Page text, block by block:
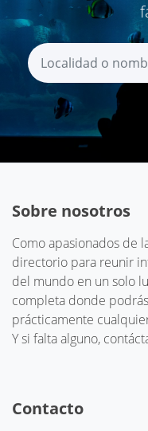
Sobre nosotros
Como apasionados de
directorio para reunir
del mundo en un solo
completa donde
prácticamente
Y si falta alguno,
Contacto